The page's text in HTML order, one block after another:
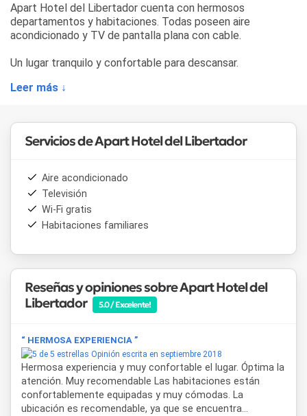
Apart Hotel del Libertador cuenta con hermosos
departamentos y habitaciones. Todas poseen aire
acondicionado y TV de pantalla plana con cable.
Un lugar tranquilo y confortable para descansar.
Leer más ↓
Servicios de Apart Hotel del Libertador
Aire acondicionado
Televisión
Wi-Fi gratis
Habitaciones familiares
Reseñas y opiniones sobre Apart Hotel del
Libertador
5.0 / Excelente!
“ HERMOSA EXPERIENCIA ”
Opinión escrita en septiembre 2018
Hermosa experiencia y muy confortable el lugar. Óptima la
atención. Muy recomendable Las habitaciones están
confortablemente equipadas y muy cómodas. La
ubicación es recomendable, ya que se encuentra...